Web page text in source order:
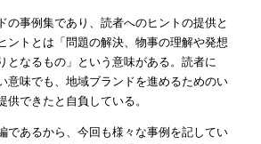
の事例集であり、読者へのヒントの提供と
ントとは「問題の解決、物事の理解や発想
となるもの」という意味がある。読者に
意味でも、地域ブランドを進めるためのい
供できたと自負している。
であるから、今回も様々な事例を記してい